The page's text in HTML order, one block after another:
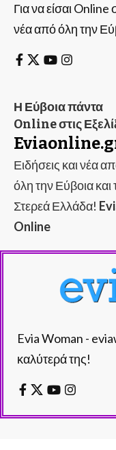
Για να είσαι Online
νέα από όλη την
Η Εύβοια πάντα
Online στις
Ειδήσεις και νέα
όλη την Εύβοια και
Στερεά Ελλάδα!
Online
Evia Woman -
καλύτερά της!